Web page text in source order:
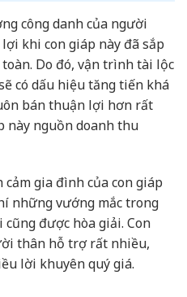
công danh của người
khi con giáp này đã sắp
Do đó, vận trình tài lộc
có dấu hiệu tăng tiến khá
bán thuận lợi hơn rất
này nguồn doanh thu
cảm gia đình của con giáp
những vướng mắc trong
được hòa giải. Con
thân hỗ trợ rất nhiều,
lời khuyên quý giá.